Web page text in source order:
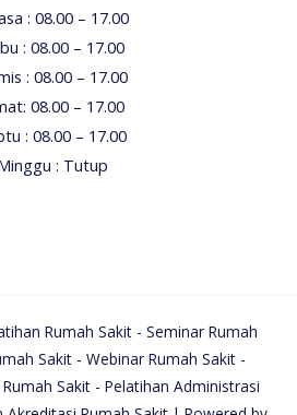
: 08.00 – 17.00
: 08.00 – 17.00
: 08.00 – 17.00
08.00 – 17.00
: 08.00 – 17.00
: Tutup
Rumah Sakit - Seminar Rumah
Sakit - Webinar Rumah Sakit -
Sakit - Pelatihan Administrasi